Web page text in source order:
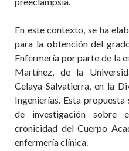
En este contexto, se ha
para la obtención del
Enfermería por parte de la
Martínez, de la
Celaya-Salvatierra, en la
Ingenierías. Esta
de investigación sobre
cronicidad del Cuerpo
enfermería clínica.